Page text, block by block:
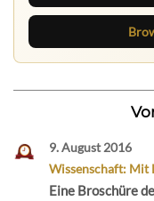
9. August 2016
Wissenschaft: Mit
Eine Broschüre